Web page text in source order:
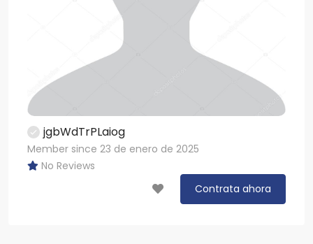
jgbWdTrPLaiog
Member since 23 de enero de 2025
No Reviews
Contrata ahora